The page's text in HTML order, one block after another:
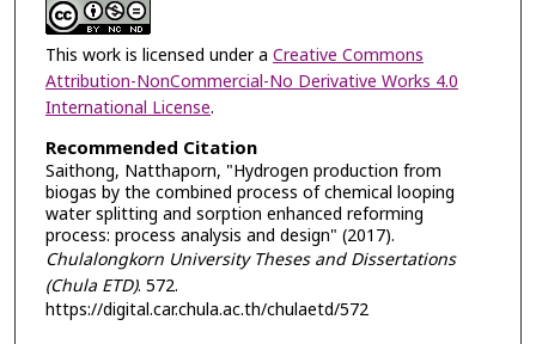
This work is licensed under a Creative Commons
Attribution-NonCommercial-No Derivative Works 4.0
International License.
Recommended Citation
Saithong, Natthaporn, "Hydrogen production from
biogas by the combined process of chemical looping
water splitting and sorption enhanced reforming
process: process analysis and design" (2017).
Chulalongkorn University Theses and Dissertations
(Chula ETD). 572.
https://digital.car.chula.ac.th/chulaetd/572